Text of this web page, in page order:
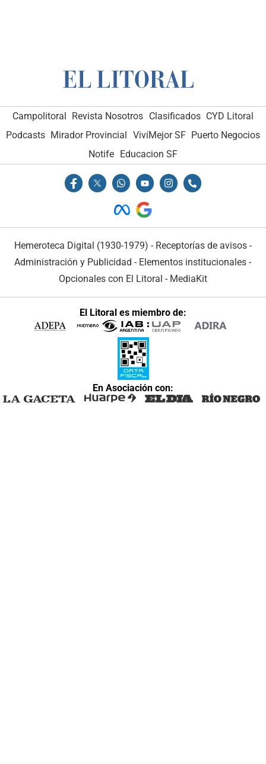
Campolitoral Revista Nosotros Clasificados CYD Litoral
Podcasts Mirador Provincial VivíMejor SF Puerto Negocios
Notife
Educacion SF
Hemeroteca Digital (1930-1979) - Receptorías de avisos -
Administración y Publicidad - Elementos institucionales -
Opcionales con El Litoral - MediaKit
El Litoral es miembro de:
En Asociación con: